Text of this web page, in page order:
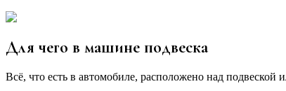
Для чего в машине подвеска
Всё, что есть в автомобиле, расположено над